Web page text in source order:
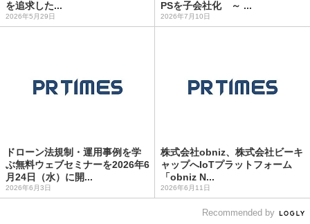
を追求した...
2026年5月29日
PSを子会社化 ～ ...
2026年7月10日
ドローン法規制・運用事例を学
ぶ無料ウェブセミナーを2026年6
月24日（水）に開...
2026年6月3日
株式会社obniz、株式会社ビーキ
ャップへIoTプラットフォーム
「obniz N...
2026年6月11日
Recommended by